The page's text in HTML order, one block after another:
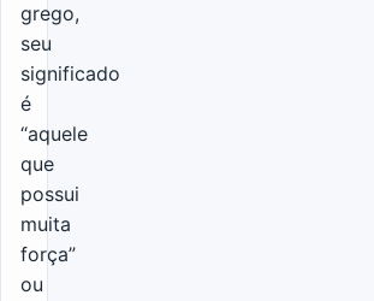
grego,
seu
significado
é
“aquele
que
possui
muita
força”
ou